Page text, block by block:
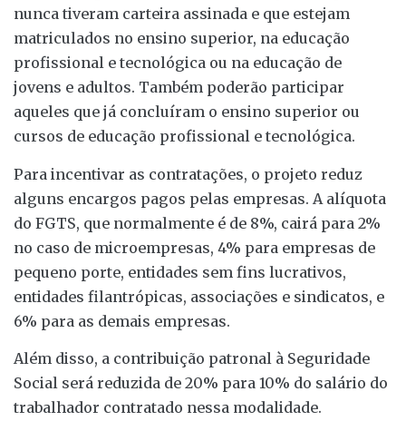
nunca tiveram carteira assinada e que estejam
matriculados no ensino superior, na educação
profissional e tecnológica ou na educação de
jovens e adultos. Também poderão participar
aqueles que já concluíram o ensino superior ou
cursos de educação profissional e tecnológica.
Para incentivar as contratações, o projeto reduz
alguns encargos pagos pelas empresas. A alíquota
do FGTS, que normalmente é de 8%, cairá para 2%
no caso de microempresas, 4% para empresas de
pequeno porte, entidades sem fins lucrativos,
entidades filantrópicas, associações e sindicatos, e
6% para as demais empresas.
Além disso, a contribuição patronal à Seguridade
Social será reduzida de 20% para 10% do salário do
trabalhador contratado nessa modalidade.